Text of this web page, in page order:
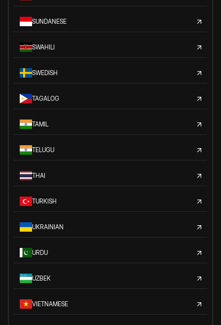
SUNDANESE
SWAHILI
SWEDISH
TAGALOG
TAMIL
TELUGU
THAI
TURKISH
UKRAINIAN
URDU
UZBEK
VIETNAMESE